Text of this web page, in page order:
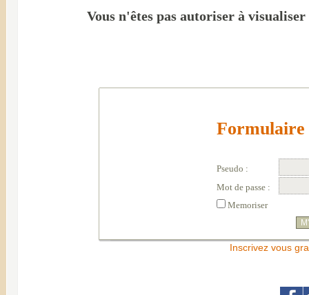
Vous n'êtes pas autoriser à
Pseudo :
Mot de passe :
Memoriser
Inscrivez vous